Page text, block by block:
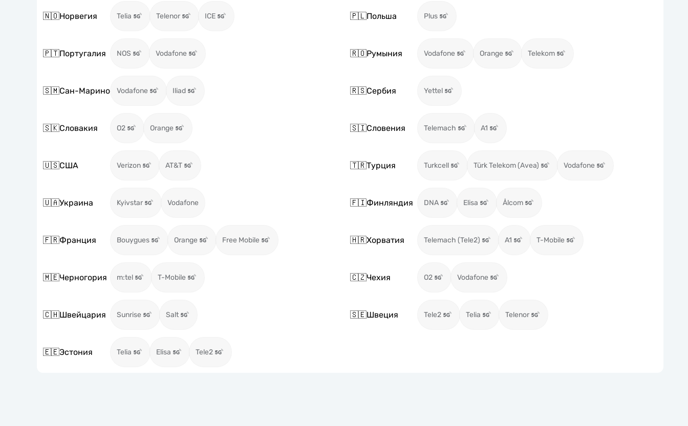
🇳🇴Норвегия Telia Telenor ICE 🇵🇱Польша Plus
🇵🇹Португалия NOS Vodafone 🇷🇴Румыния Vodafone Orange Telekom
🇸🇲Сан-Марино Vodafone Iliad 🇷🇸Сербия Yettel
🇸🇰Словакия O2 Orange 🇸🇮Словения Telemach A1
🇺🇸США Verizon AT&T 🇹🇷Турция Turkcell Türk Telekom (Avea) Vodafone
🇺🇦Украина Kyivstar Vodafone 🇫🇮Финляндия DNA Elisa Ålcom
🇫🇷Франция Bouygues Orange Free Mobile 🇭🇷Хорватия Telemach (Tele2) A1 T-Mobile
🇲🇪Черногория m:tel T-Mobile 🇨🇿Чехия O2 Vodafone
🇨🇭Швейцария Sunrise Salt 🇸🇪Швеция Tele2 Telia Telenor
🇪🇪Эстония Telia Elisa Tele2